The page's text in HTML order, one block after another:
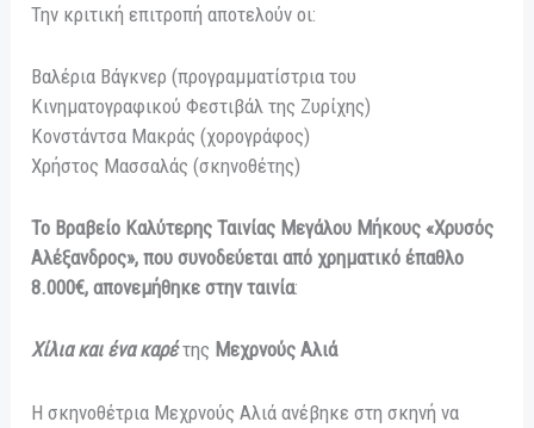
Την κριτική επιτροπή αποτελούν οι:
Βαλέρια Βάγκνερ (προγραμματίστρια του
Κινηματογραφικού Φεστιβάλ της Ζυρίχης)
Κονστάντσα Μακράς (χορογράφος)
Χρήστος Μασσαλάς (σκηνοθέτης)
Το Βραβείο Καλύτερης Ταινίας Μεγάλου Μήκους «Χρυσός
Αλέξανδρος», που συνοδεύεται από χρηματικό έπαθλο
8.000€, απονεμήθηκε στην ταινία:
Χίλια και ένα καρέτης Μεχρνούς Αλιά
Η σκηνοθέτρια Μεχρνούς Αλιά ανέβηκε στη σκηνή να